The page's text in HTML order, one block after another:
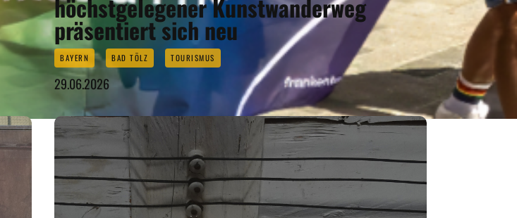
höchstgelegener Kunstwanderweg
präsentiert sich neu
BAYERN BAD TÖLZ TOURISMUS
29.06.2026